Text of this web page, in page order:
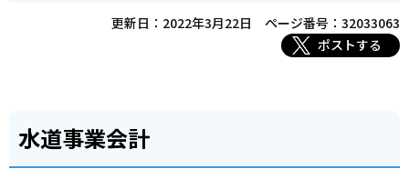
更新日：2022年3月22日
ページ番号：32033063
ポストする
水道事業会計